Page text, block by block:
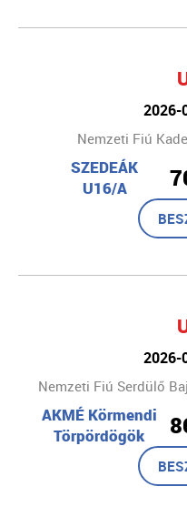
2026-
Nemzeti Fiú
SZEDEÁK
U16/A
2026-
Nemzeti Fiú Serdülő
AKMÉ Körmendi
Törpördögök